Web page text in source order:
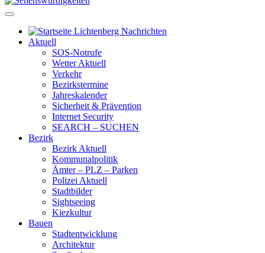
Aktuell
SOS-Notrufe
Wetter Aktuell
Verkehr
Bezirkstermine
Jahreskalender
Sicherheit & Prävention
Internet Security
SEARCH – SUCHEN
Bezirk
Bezirk Aktuell
Kommunalpolitik
Ämter – PLZ – Parken
Polizei Aktuell
Stadtbilder
Sightseeing
Kiezkultur
Bauen
Stadtentwicklung
Architektur